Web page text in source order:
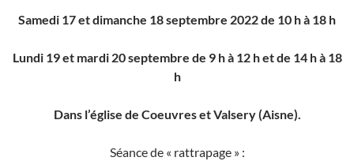
Samedi 17 et dimanche 18 septembre 2022 de 10 h à 18 h
Lundi 19 et mardi 20 septembre de 9 h à 12 h et de 14 h à 18
h
Dans l’église de Coeuvres et Valsery (Aisne).
Séance de « rattrapage » :